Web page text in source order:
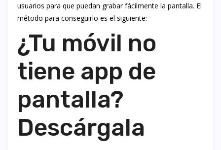
usuarios para que puedan grabar fácilmente la pantalla. El
método para conseguirlo es el siguiente:
¿Tu móvil no
tiene app de
pantalla?
Descárgala